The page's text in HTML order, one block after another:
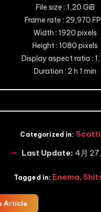
File size : 1,20 GiB
Frame rate : 29,970
Width : 1920 pixels
Height : 1080 pixels
Display aspect ratio :
Duration : 2 h 1 min
Categorized in:
Last Update: 4月
Tagged in: Enema,
Article